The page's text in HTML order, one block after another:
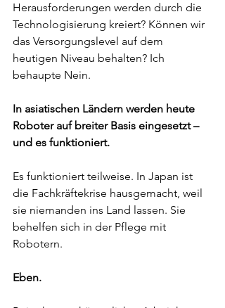
Herausforderungen werden durch die
Technologisierung kreiert? Können wir
das Versorgungslevel auf dem
heutigen Niveau behalten? Ich
behaupte Nein.
In asiatischen Ländern werden heute
Roboter auf breiter Basis eingesetzt –
und es funktioniert.
Es funktioniert teilweise. In Japan ist
die Fachkräftekrise hausgemacht, weil
sie niemanden ins Land lassen. Sie
behelfen sich in der Pflege mit
Robotern.
Eben.